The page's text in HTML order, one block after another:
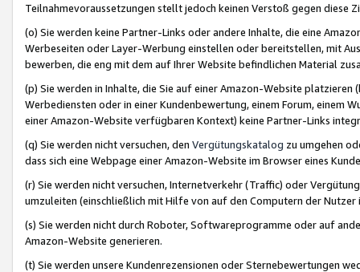
Teilnahmevoraussetzungen stellt jedoch keinen Verstoß gegen diese
(o) Sie werden keine Partner-Links oder andere Inhalte, die eine
Werbeseiten oder Layer-Werbung einstellen oder bereitstellen, mit
bewerben, die eng mit dem auf Ihrer Website befindlichen Material
(p) Sie werden in Inhalte, die Sie auf einer Amazon-Website
Werbediensten oder in einer Kundenbewertung, einem Forum, einem
einer Amazon-Website verfügbaren Kontext) keine Partner-Links
(q) Sie werden nicht versuchen, den Vergütungskatalog zu umgehen
dass sich eine Webpage einer Amazon-Website im Browser eines
(r) Sie werden nicht versuchen, Internetverkehr (Traffic) oder
umzuleiten (einschließlich mit Hilfe von auf den Computern der
(s) Sie werden nicht durch Roboter, Softwareprogramme oder auf
Amazon-Website generieren.
(t) Sie werden unsere Kundenrezensionen oder Sternebewertungen